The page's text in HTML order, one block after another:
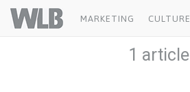
Welovebuzz
MARKETING CULTURE
1